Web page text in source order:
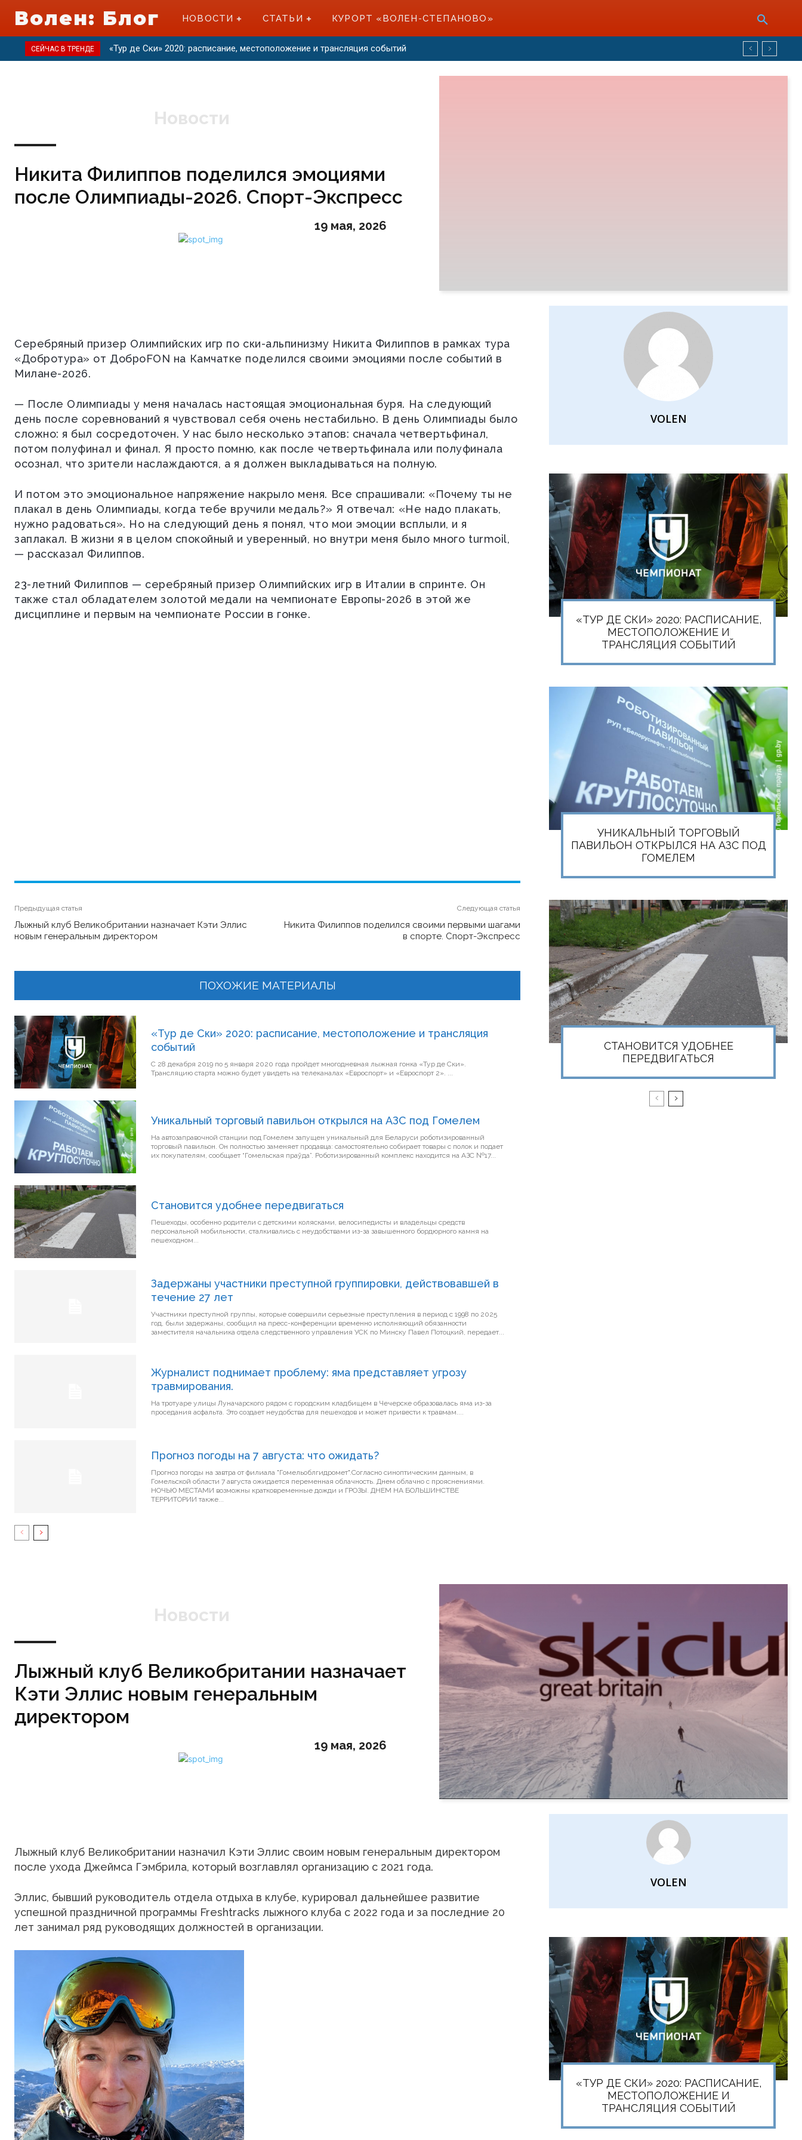
Волен: Блог НОВОСТИ СТАТЬИ КУРОРТ «ВОЛЕН-СТЕПАНОВО»
СЕЙЧАС В ТРЕНДЕ «Тур де Ски» 2020: расписание, местоположение и трансляция событий
Новости
Никита Филиппов поделился эмоциями
после Олимпиады-2026. Спорт-Экспресс
19 мая, 2026
Серебряный призер Олимпийских игр по ски-альпинизму Никита Филиппов в рамках тура
«Добротура» от ДоброFON на Камчатке поделился своими эмоциями после событий в
Милане-2026.
— После Олимпиады у меня началась настоящая эмоциональная буря. На следующий
день после соревнований я чувствовал себя очень нестабильно. В день Олимпиады было
сложно: я был сосредоточен. У нас было несколько этапов: сначала четвертьфинал,
потом полуфинал и финал. Я просто помню, как после четвертьфинала или полуфинала
осознал, что зрители наслаждаются, а я должен выкладываться на полную.
И потом это эмоциональное напряжение накрыло меня. Все спрашивали: «Почему ты не
плакал в день Олимпиады, когда тебе вручили медаль?» Я отвечал: «Не надо плакать,
нужно радоваться». Но на следующий день я понял, что мои эмоции всплыли, и я
заплакал. В жизни я в целом спокойный и уверенный, но внутри меня было много turmoil,
— рассказал Филиппов.
23-летний Филиппов — серебряный призер Олимпийских игр в Италии в спринте. Он
также стал обладателем золотой медали на чемпионате Европы-2026 в этой же
дисциплине и первым на чемпионате России в гонке.
Предыдущая статья
Лыжный клуб Великобритании назначает Кэти Эллис
новым генеральным директором
Следующая статья
Никита Филиппов поделился своими первыми шагами
в спорте. Спорт-Экспресс
ПОХОЖИЕ МАТЕРИАЛЫ
«Тур де Ски» 2020: расписание, местоположение и трансляция
событий
С 28 декабря 2019 по 5 января 2020 года пройдет многодневная лыжная гонка «Тур де Ски».
Трансляцию старта можно будет увидеть на телеканалах «Евроспорт» и «Евроспорт 2». ...
Уникальный торговый павильон открылся на АЗС под Гомелем
На автозаправочной станции под Гомелем запущен уникальный для Беларуси роботизированный
торговый павильон. Он полностью заменяет продавца: самостоятельно собирает товары с полок и подает
их покупателям, сообщает “Гомельская праўда”. Роботизированный комплекс находится на АЗС №17...
Становится удобнее передвигаться
Пешеходы, особенно родители с детскими колясками, велосипедисты и владельцы средств
персональной мобильности, сталкивались с неудобствами из-за завышенного бордюрного камня на
пешеходном...
Задержаны участники преступной группировки, действовавшей в
течение 27 лет
Участники преступной группы, которые совершили серьезные преступления в период с 1998 по 2025
год, были задержаны, сообщил на пресс-конференции временно исполняющий обязанности
заместителя начальника отдела следственного управления УСК по Минску Павел Потоцкий, передает...
Журналист поднимает проблему: яма представляет угрозу
травмирования.
На тротуаре улицы Луначарского рядом с городским кладбищем в Чечерске образовалась яма из-за
проседания асфальта. Это создает неудобства для пешеходов и может привести к травмам....
Прогноз погоды на 7 августа: что ожидать?
Прогноз погоды на завтра от филиала "Гомельоблгидромет".Согласно синоптическим данным, в
Гомельской области 7 августа ожидается переменная облачность. Днем облачно с прояснениями.
НОЧЬЮ МЕСТАМИ возможны кратковременные дожди и ГРОЗЫ. ДНЕМ НА БОЛЬШИНСТВЕ
ТЕРРИТОРИИ также...
VOLEN
«ТУР ДЕ СКИ» 2020: РАСПИСАНИЕ,
МЕСТОПОЛОЖЕНИЕ И
ТРАНСЛЯЦИЯ СОБЫТИЙ
УНИКАЛЬНЫЙ ТОРГОВЫЙ
ПАВИЛЬОН ОТКРЫЛСЯ НА АЗС ПОД
ГОМЕЛЕМ
СТАНОВИТСЯ УДОБНЕЕ
ПЕРЕДВИГАТЬСЯ